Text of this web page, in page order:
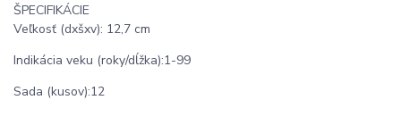
ŠPECIFIKÁCIE
Veľkosť (dxšxv): 12,7 cm
Indikácia veku (roky/dĺžka):1-99
Sada (kusov):12